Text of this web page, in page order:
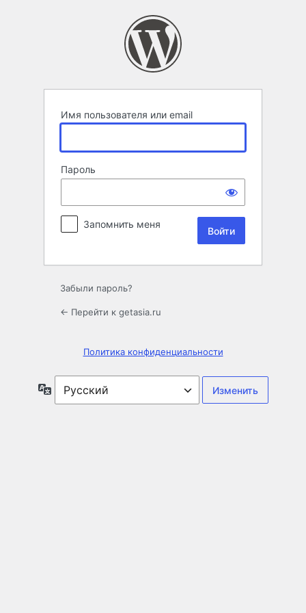
Имя пользователя или email
Пароль
Запомнить меня
Забыли пароль?
← Перейти к getasia.ru
Политика конфиденциальности
Язык